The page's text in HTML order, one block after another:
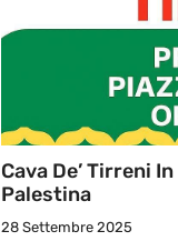
Cava De’ Tirreni
Palestina
28 Settembre 2025